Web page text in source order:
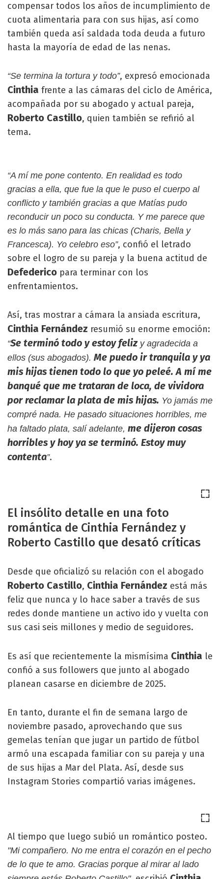
compensar todos los años de incumplimiento de
cuota alimentaria para con sus hijas, así como
también queda así saldada toda deuda a futuro
hasta la mayoría de edad de las nenas.
“Se termina la tortura y todo”, expresó emocionada
Cinthia frente a las cámaras del ciclo de América,
acompañada por su abogado y actual pareja,
Roberto Castillo, quien también se refirió al
tema.
“A mí me pone contento. En realidad es todo
gracias a ella, que fue la que le puso el cuerpo al
conflicto y también gracias a que Matías pudo
reconducir un poco su conducta. Y me parece que
es lo más sano para las chicas (Charis, Bella y
Francesca). Yo celebro eso”, confió el letrado
sobre el logro de su pareja y la buena actitud de
Defederico para terminar con los
enfrentamientos.
Así, tras mostrar a cámara la ansiada escritura,
Cinthia Fernández resumió su enorme emoción:
“Se terminó todo y estoy felizy agradecida a
ellos (sus abogados). Me puedo ir tranquila y ya
mis hijas tienen todo lo que yo peleé. A mí me
banqué que me trataran de loca, de vividora
por reclamar la plata de mis hijas. Yo jamás me
compré nada. He pasado situaciones horribles, me
ha faltado plata, salí adelante, me dijeron cosas
horribles y hoy ya se terminó. Estoy muy
contenta”.
El insólito detalle en una foto
romántica de Cinthia Fernández y
Roberto Castillo que desató críticas
Desde que oficializó su relación con el abogado
Roberto Castillo, Cinthia Fernández está más
feliz que nunca y lo hace saber a través de sus
redes donde mantiene un activo ido y vuelta con
sus casi seis millones y medio de seguidores.
Es así que recientemente la mismísima Cinthia le
confió a sus followers que junto al abogado
planean casarse en diciembre de 2025.
En tanto, durante el fin de semana largo de
noviembre pasado, aprovechando que sus
gemelas tenían que jugar un partido de fútbol
armó una escapada familiar con su pareja y una
de sus hijas a Mar del Plata. Así, desde sus
Instagram Stories compartió varias imágenes.
Al tiempo que luego subió un romántico posteo.
"Mi compañero. No me entra el corazón en el pecho
de lo que te amo. Gracias porque al mirar al lado